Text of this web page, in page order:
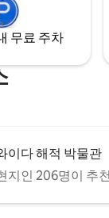
인 보드
무료 주차
이다 해적 박물관
지인 206명이 추